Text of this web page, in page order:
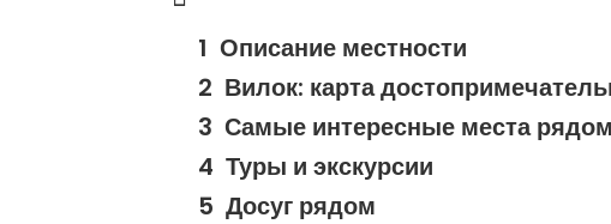
Описание местности
Вилок: карта
Самые интересные места рядом
Туры и экскурсии
Досуг рядом